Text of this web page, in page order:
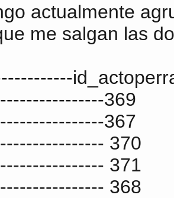
actualmente
me salgan las
369
367
370
371
368